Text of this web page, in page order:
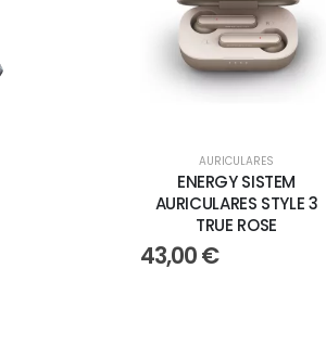
RATON LOGITECH
OPTICO USB B100
AURICULARES
ENERGY SISTEM
AURICULARES STYLE 3
TRUE ROSE
43,00€